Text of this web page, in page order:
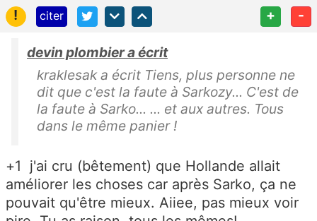
!
citer + -
devin plombier a écrit
kraklesak a écrit Tiens, plus personne ne
dit que c'est la faute à Sarkozy... C'est de
la faute à Sarko... ... et aux autres. Tous
dans le même panier !
+1 j'ai cru (bêtement) que Hollande allait
améliorer les choses car après Sarko, ça ne
pouvait qu'être mieux. Aiiee, pas mieux voir